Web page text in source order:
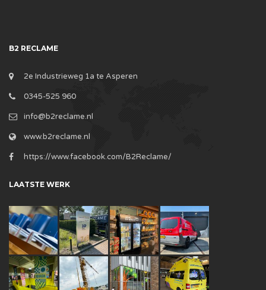
B2 RECLAME
2e Industrieweg 1a te Asperen
0345-525 960
info@b2reclame.nl
www.b2reclame.nl
https://www.facebook.com/B2Reclame/
LAATSTE WERK